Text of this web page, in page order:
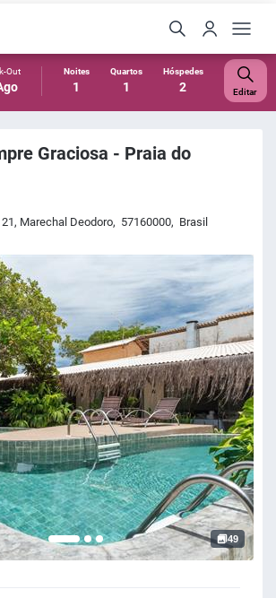
Out Noites
1
Quartos
1
Hóspedes
2 Editar
Graciosa - Praia do
21, Marechal Deodoro, 57160000, Brasil
49